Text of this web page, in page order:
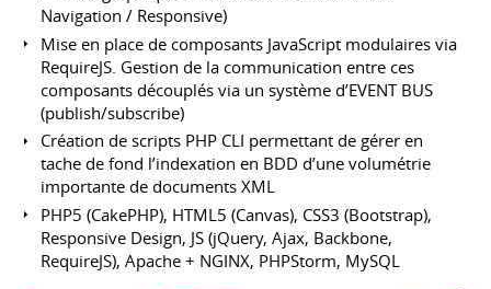
Navigation / Responsive)
Mise en place de composants JavaScript modulaires via
RequireJS. Gestion de la communication entre ces
composants découplés via un système d’EVENT BUS
(publish/subscribe)
Création de scripts PHP CLI permettant de gérer en
tache de fond l’indexation en BDD d’une volumétrie
importante de documents XML
PHP5 (CakePHP), HTML5 (Canvas), CSS3 (Bootstrap),
Responsive Design, JS (jQuery, Ajax, Backbone,
RequireJS), Apache + NGINX, PHPStorm, MySQL